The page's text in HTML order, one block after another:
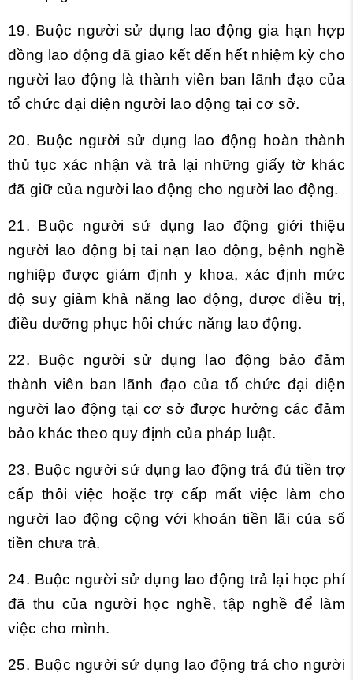
19. Buộc người sử dụng lao động gia hạn hợp
đồng lao động đã giao kết đến hết nhiệm kỳ cho
người lao động là thành viên ban lãnh đạo của
tổ chức đại diện người lao động tại cơ sở.
20. Buộc người sử dụng lao động hoàn thành
thủ tục xác nhận và trả lại những giấy tờ khác
đã giữ của người lao động cho người lao động.
21. Buộc người sử dụng lao động giới thiệu
người lao động bị tai nạn lao động, bệnh nghề
nghiệp được giám định y khoa, xác định mức
độ suy giảm khả năng lao động, được điều trị,
điều dưỡng phục hồi chức năng lao động.
22. Buộc người sử dụng lao động bảo đảm
thành viên ban lãnh đạo của tổ chức đại diện
người lao động tại cơ sở được hưởng các đảm
bảo khác theo quy định của pháp luật.
23. Buộc người sử dụng lao động trả đủ tiền trợ
cấp thôi việc hoặc trợ cấp mất việc làm cho
người lao động cộng với khoản tiền lãi của số
tiền chưa trả.
24. Buộc người sử dụng lao động trả lại học phí
đã thu của người học nghề, tập nghề để làm
việc cho mình.
25. Buộc người sử dụng lao động trả cho người